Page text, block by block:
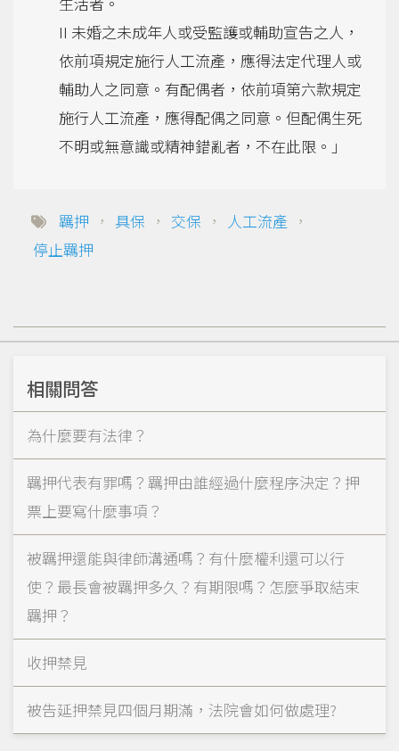
II 未婚之未成年人或受監護或輔助宣告之人，
依前項規定施行人工流產，應得法定代理人或
輔助人之同意。有配偶者，依前項第六款規定
施行人工流產，應得配偶之同意。但配偶生死
不明或無意識或精神錯亂者，不在此限。」
羈押 ， 具保 ， 交保 ， 人工流產 ，
停止羈押
相關問答
為什麼要有法律？
羈押代表有罪嗎？羈押由誰經過什麼程序決定？押
票上要寫什麼事項？
被羈押還能與律師溝通嗎？有什麼權利還可以行
使？最長會被羈押多久？有期限嗎？怎麼爭取結束
羈押？
收押禁見
被告延押禁見四個月期滿，法院會如何做處理?